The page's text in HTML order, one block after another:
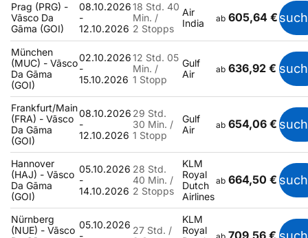
Prag (PRG) -
Vāsco Da
Gāma (GOI)
08.10.2026
-
12.10.2026
18 Std. 40
Min. /
2 Stopps
Air
India
ab 605,64 €
München
(MUC) - Vāsco
Da Gāma
(GOI)
02.10.2026
-
15.10.2026
12 Std. 05
Min. /
1 Stopp
Gulf
Air
ab 636,92 €
Frankfurt/Main
(FRA) - Vāsco
Da Gāma
(GOI)
08.10.2026
-
12.10.2026
29 Std.
30 Min. /
1 Stopp
Gulf
Air
ab 654,06 €
Hannover
(HAJ) - Vāsco
Da Gāma
(GOI)
05.10.2026
-
14.10.2026
28 Std.
40 Min. /
2 Stopps
KLM
Royal
Dutch
Airlines
ab 664,50 €
Nürnberg
(NUE) - Vāsco 05.10.2026
-
27 Std. /
KLM
Royal
709,56 €